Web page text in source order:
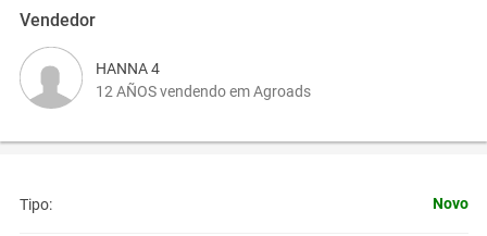
Vendedor
HANNA 4
12 AÑOS vendendo em Agroads
Tipo: Novo